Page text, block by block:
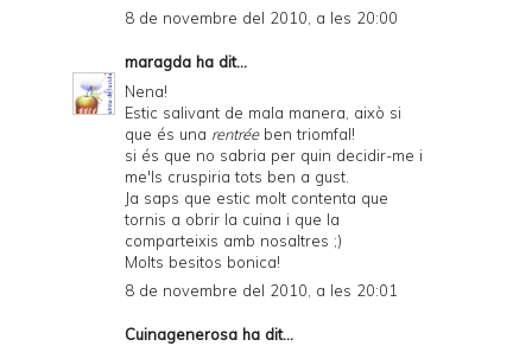
8 de novembre del 2010, a les 20:00
maragda ha dit...
Nena!
Estic salivant de mala manera, això si
que és una rentréeben triomfal!
si és que no sabria per quin decidir-me i
me'ls cruspiria tots ben a gust.
Ja saps que estic molt contenta que
tornis a obrir la cuina i que la
comparteixis amb nosaltres ;)
Molts besitos bonica!
8 de novembre del 2010, a les 20:01
Cuinagenerosa ha dit...